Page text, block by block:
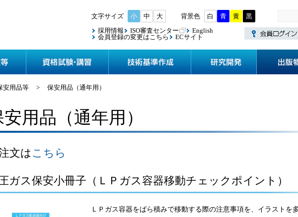
小 中 大 白 青 黄
黒
採用情報
ISO審査センター
English
会員登録の変更はこちら
ECサイト
協会案内 検査・認定等 資格試験・講習 技術基
安用品等 > 保安用品（通年用）
用品（通年用）
文は こちら
ガス保安小冊子（ＬＰガス容器移動チェックポイント）
ＬＰガス容器をばら積みで移動する際の注意事項を、イラストを